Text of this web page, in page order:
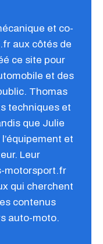
et co-
aux côtés de
ce site pour
et des
Thomas
techniques et
que Julie
et
Leur
motorsport.fr
qui cherchent
contenus
auto-moto.